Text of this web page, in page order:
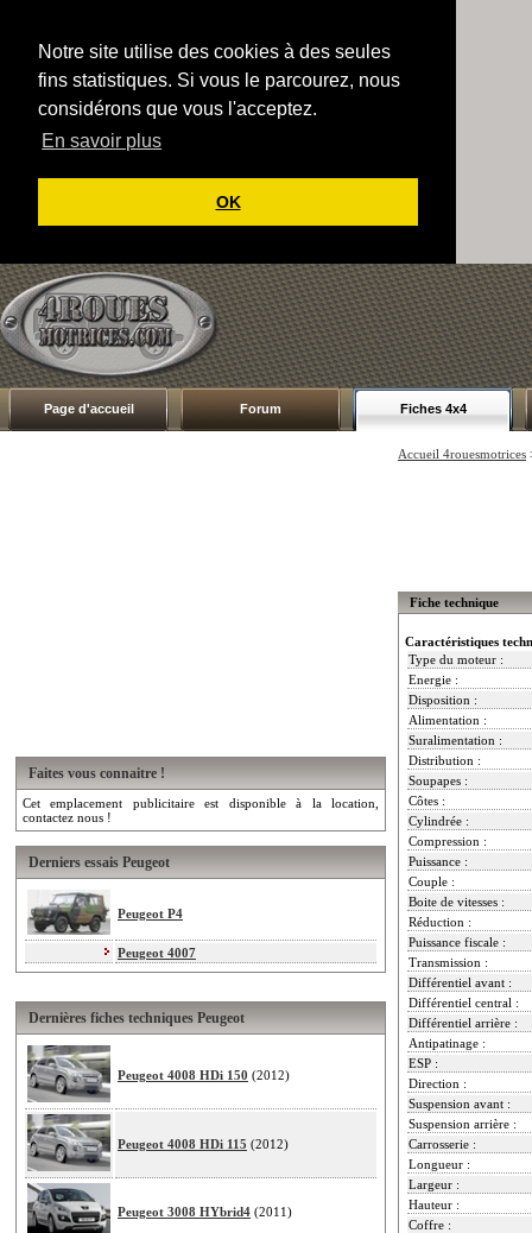
Notre site utilise des cookies à des seules
fins statistiques. Si vous le parcourez, nous
considérons que vous l'acceptez.
En savoir plus
OK
Page d'accueil Forum Fiches 4x4
Faites vous connaitre !
Cet emplacement publicitaire est disponible à la location,
contactez nous !
Derniers essais Peugeot
Peugeot P4
Peugeot 4007
Dernières fiches techniques Peugeot
Peugeot 4008 HDi 150 (2012)
Peugeot 4008 HDi 115 (2012)
Peugeot 3008 HYbrid4 (2011)
Accueil 4rouesmotrices
Fiche technique
Caractéristiques
Type du moteur :
Energie :
Disposition :
Alimentation :
Suralimentation :
Distribution :
Soupapes :
Côtes :
Cylindrée :
Compression :
Puissance :
Couple :
Boite de vitesses :
Réduction :
Puissance fiscale :
Transmission :
Différentiel avant :
Différentiel central :
Différentiel arrière :
Antipatinage :
ESP :
Direction :
Suspension avant :
Suspension arrière :
Carrosserie :
Longueur :
Largeur :
Hauteur :
Coffre :